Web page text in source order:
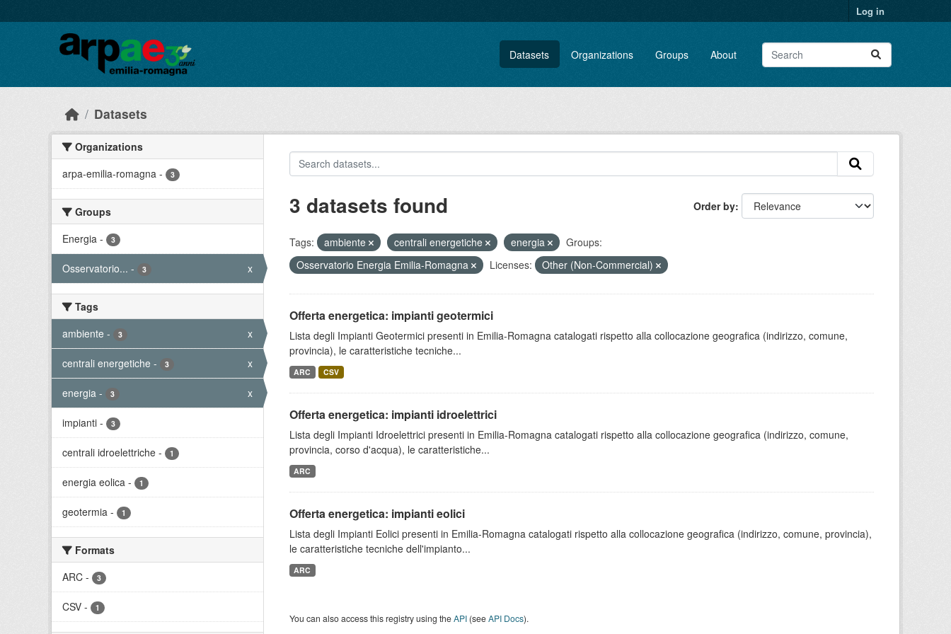
Log in
Datasets Organizations Groups About
Datasets
Organizations
arpa-emilia-romagna - 3
Groups
Energia - 3
Osservatorio... - 3 x
Tags
ambiente - 3 x
centrali energetiche - 3 x
energia - 3 x
impianti - 3
centrali idroelettriche - 1
energia eolica - 1
geotermia - 1
Formats
ARC - 3
CSV - 1
Order by
3 datasets found
Tags: ambiente centrali energetiche energia
Groups:
Osservatorio Energia Emilia-Romagna
Licenses: Other (Non-Commercial)
Offerta energetica: impianti geotermici
Lista degli Impianti Geotermici presenti in Emilia-Romagna catalogati rispetto alla collocazione geografica (indirizzo, comune,
provincia), le caratteristiche tecniche...
ARC CSV
Offerta energetica: impianti idroelettrici
Lista degli Impianti Idroelettrici presenti in Emilia-Romagna catalogati rispetto alla collocazione geografica (indirizzo, comune,
provincia, corso d'acqua), le caratteristiche...
ARC
Offerta energetica: impianti eolici
Lista degli Impianti Eolici presenti in Emilia-Romagna catalogati rispetto alla collocazione geografica (indirizzo, comune, provincia),
le caratteristiche tecniche dell'impianto...
ARC
You can also access this registry using theAPI(seeAPI Docs).